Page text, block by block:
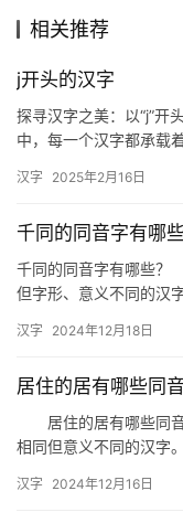
近
义
词
组
拼
音
相关推荐
j开头的汉字
探寻汉字之美：以“j”
中，每一个汉字都承载
汉字 2025年2月16日
千同的同音字有哪
千同的同音字有哪些
但字形、意义不同的汉
汉字 2024年12月18日
居住的居有哪些同
居住的居有哪些同
相同但意义不同的汉字
汉字 2024年12月16日